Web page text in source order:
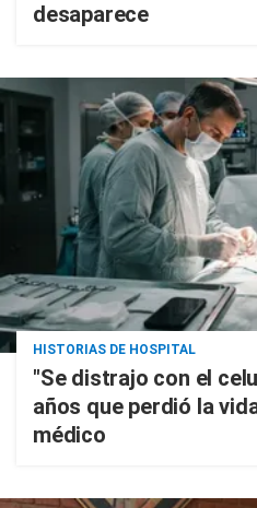
desaparece
HISTORIAS DE HOSPITAL
"Se distrajo con el
años que perdió la
médico